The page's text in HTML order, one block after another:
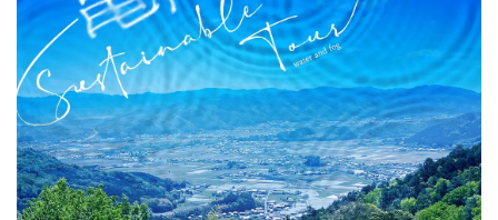
关於DEEPLOG
隐私政策
联系我们
网站营运公司
招募旅游作家